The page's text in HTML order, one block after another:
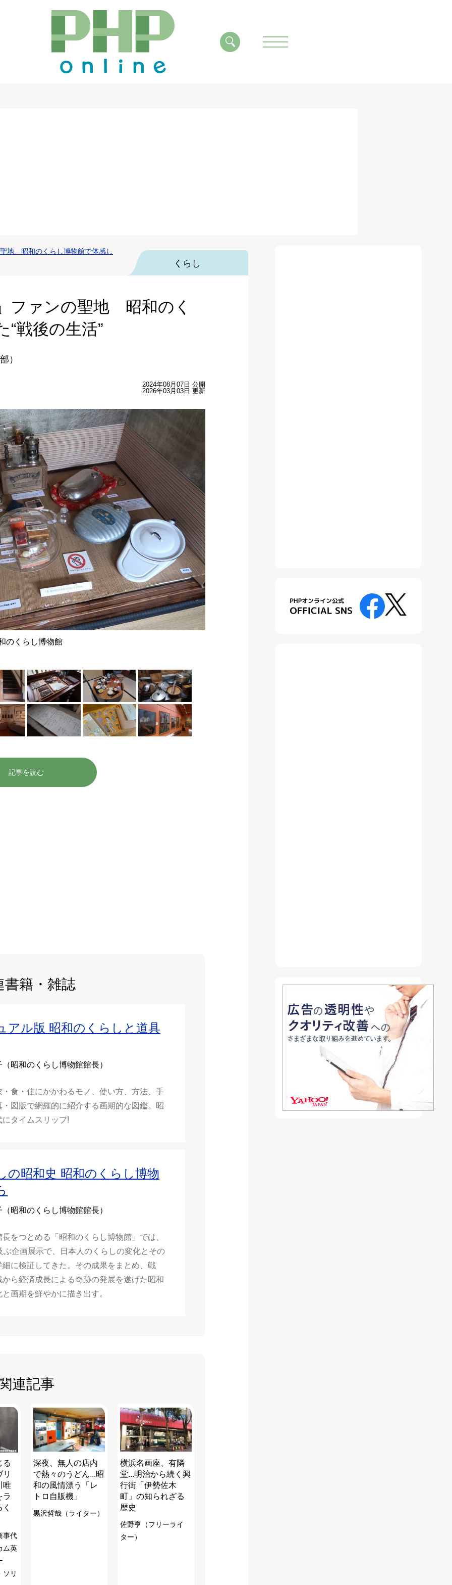
地 昭和のくらし博物館で体感し
くらし
ファンの聖地 昭和のく
“戦後の生活”
）
2024年08月07日 公開
2026年03月03日 更新
のくらし博物館
記事を読む
書籍・雑誌
アル版 昭和のくらしと道具
昭和のくらし博物館館長）
・食・住にかかわるモノ、使い方、方法、手
・図版で網羅的に紹介する画期的な図鑑。昭
にタイムスリップ!
の昭和史 昭和のくらし博物
昭和のくらし博物館館長）
をつとめる「昭和のくらし博物館」では、
ぶ企画展示で、日本人のくらしの変化とその
細に検証してきた。その成果をまとめ、戦
から経済成長による奇跡の発展を遂げた昭和
画期を鮮やかに描き出す。
連記事
る
唯
ラ
事代
ム英
ソリ
深夜、無人の店内
で熱々のうどん...昭
和の風情漂う「レ
トロ自販機」
黒沢哲哉（ライター）
横浜名画座、有隣
堂...明治から続く興
行街「伊勢佐木
町」の知られざる
歴史
佐野亨（フリーライ
ター）